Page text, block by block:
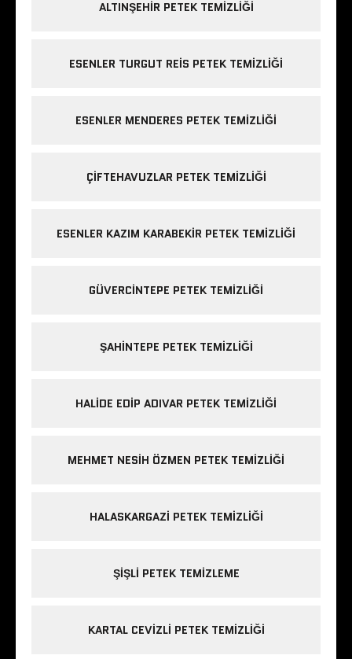
ALTINŞEHIR PETEK TEMIZLIĞI
ESENLER TURGUT REIS PETEK TEMIZLIĞI
ESENLER MENDERES PETEK TEMIZLIĞI
ÇIFTEHAVUZLAR PETEK TEMIZLIĞI
ESENLER KAZIM KARABEKIR PETEK TEMIZLIĞI
GÜVERCINTEPE PETEK TEMIZLIĞI
ŞAHINTEPE PETEK TEMIZLIĞI
HALIDE EDIP ADIVAR PETEK TEMIZLIĞI
MEHMET NESIH ÖZMEN PETEK TEMIZLIĞI
HALASKARGAZI PETEK TEMIZLIĞI
ŞIŞLI PETEK TEMIZLEME
KARTAL CEVIZLI PETEK TEMIZLIĞI